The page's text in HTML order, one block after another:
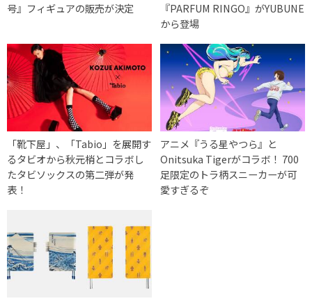
号』フィギュアの販売が決定
『PARFUM RINGO』がYUBUNE
から登場
「靴下屋」、「Tabio」を展開す
るタビオから秋元梢とコラボし
たタビソックスの第二弾が発
表！
アニメ『うる星やつら』と
Onitsuka Tigerがコラボ！ 700
足限定のトラ柄スニーカーが可
愛すぎるぞ